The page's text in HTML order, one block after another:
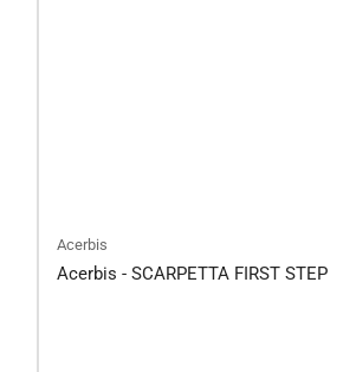
Acerbis
Acerbis - SCARPETTA FIRST STEP